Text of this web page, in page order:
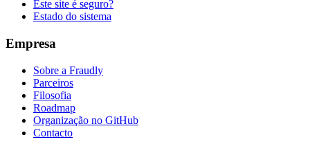
Este site é seguro?
Estado do sistema
Empresa
Sobre a Fraudly
Parceiros
Filosofia
Roadmap
Organização no GitHub
Contacto